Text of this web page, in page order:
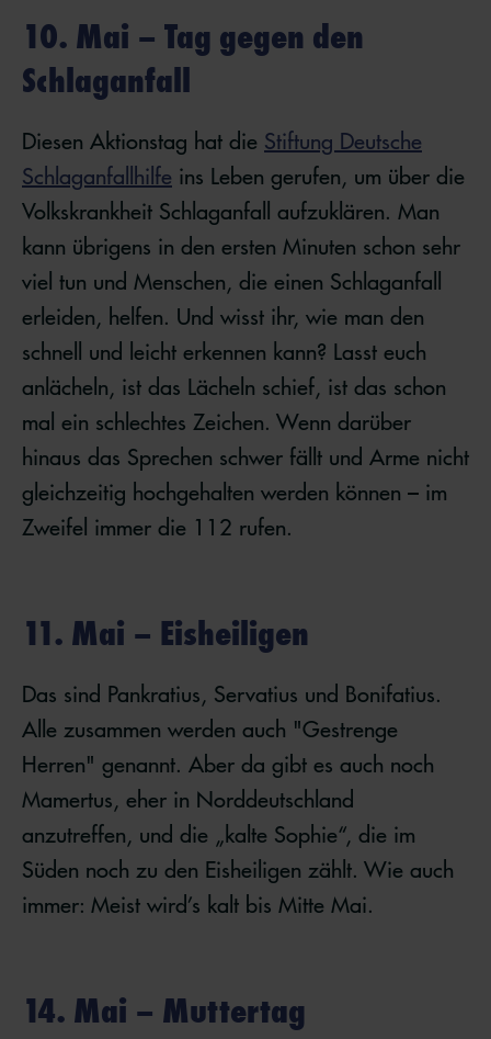
10. Mai – Tag gegen den
Schlaganfall
Diesen Aktionstag hat die Stiftung Deutsche
Schlaganfallhilfe ins Leben gerufen, um über die
Volkskrankheit Schlaganfall aufzuklären. Man
kann übrigens in den ersten Minuten schon sehr
viel tun und Menschen, die einen Schlaganfall
erleiden, helfen. Und wisst ihr, wie man den
schnell und leicht erkennen kann? Lasst euch
anlächeln, ist das Lächeln schief, ist das schon
mal ein schlechtes Zeichen. Wenn darüber
hinaus das Sprechen schwer fällt und Arme nicht
gleichzeitig hochgehalten werden können – im
Zweifel immer die 112 rufen.
11. Mai – Eisheiligen
Das sind Pankratius, Servatius und Bonifatius.
Alle zusammen werden auch "Gestrenge
Herren" genannt. Aber da gibt es auch noch
Mamertus, eher in Norddeutschland
anzutreffen, und die „kalte Sophie“, die im
Süden noch zu den Eisheiligen zählt. Wie auch
immer: Meist wird’s kalt bis Mitte Mai.
14. Mai – Muttertag